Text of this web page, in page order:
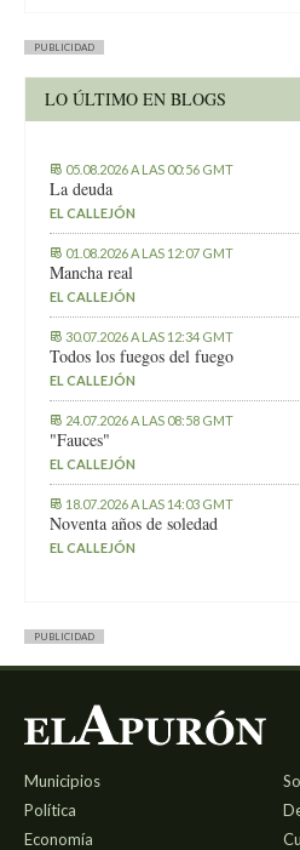
PUBLICIDAD
LO ÚLTIMO EN BLOGS
05.08.2026 A LAS 00:56 GMT
La deuda
EL CALLEJÓN
01.08.2026 A LAS 12:07 GMT
Mancha real
EL CALLEJÓN
30.07.2026 A LAS 12:34 GMT
Todos los fuegos del fuego
EL CALLEJÓN
24.07.2026 A LAS 08:58 GMT
"Fauces"
EL CALLEJÓN
18.07.2026 A LAS 14:03 GMT
Noventa años de soledad
EL CALLEJÓN
PUBLICIDAD
Municipios
Política
Economía